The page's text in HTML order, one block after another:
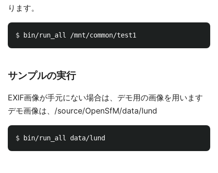
ります。
$
サンプルの実行
EXIF画像が手元にない場合は、デモ用の画像を用います
デモ画像は、/source/OpenSfM/data/lund
$